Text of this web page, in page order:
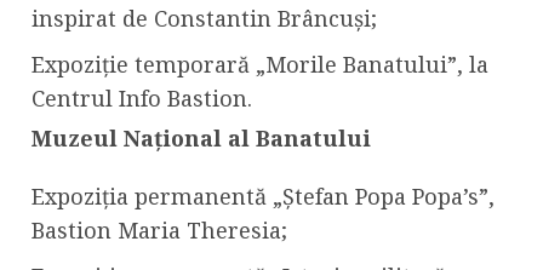
inspirat de Constantin Brâncuși;
Expoziție temporară „Morile Banatului”, la
Centrul Info Bastion.
Muzeul Național al Banatului
Expoziția permanentă „Ștefan Popa Popa’s”,
Bastion Maria Theresia;